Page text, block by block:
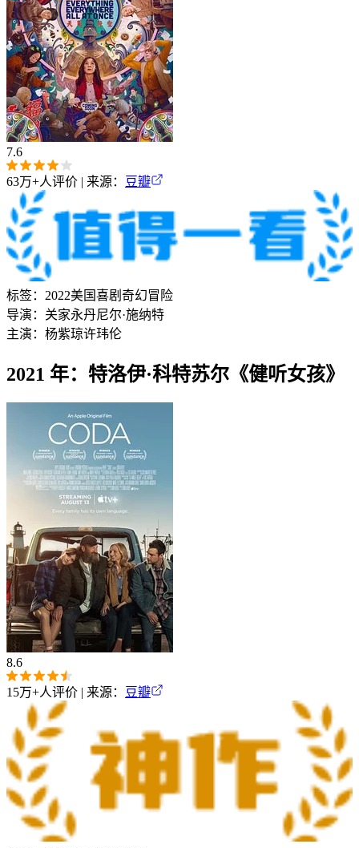
7.6
63万+人评价 | 来源： 豆瓣
标签： 2022美国喜剧 奇幻冒险
导演： 关家永丹尼尔·施纳特
主演： 杨紫琼许玮伦
2021 年：特洛伊·科特苏尔《健听女孩》
8.6
15万+人评价 | 来源： 豆瓣